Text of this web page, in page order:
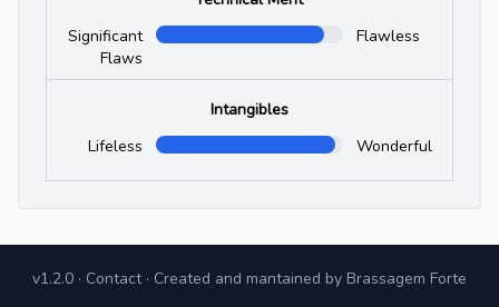
Significant
Flaws
Flawless
Intangibles
Lifeless
Wonderful
v1.2.0 · Contact· Created and mantained by Brassagem Forte